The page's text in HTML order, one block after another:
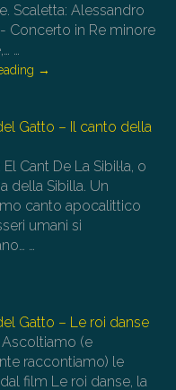
Scaletta: Alessandro
Concerto in Re minore
…
→
Gatto – Il canto della
El Cant De La Sibil·la, o
della Sibilla. Un
canto apocalittico
umani si
…
Gatto – Le roi danse
Ascoltiamo (e
raccontiamo) le
film Le roi danse, la